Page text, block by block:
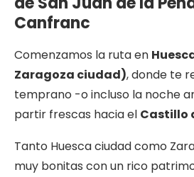
Canfranc
Comenzamos la ruta en
Zaragoza ciudad), donde te
temprano -o incluso la noche
partir frescas hacia el Castillo
Tanto Huesca ciudad como
muy bonitas con un rico